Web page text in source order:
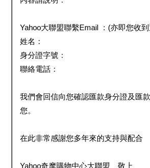
Yahoo大聯盟聯繫Email ：(亦即您收
姓名：
身分證字號：
聯絡電話：
我們會回信向您確認匯款身分證及匯
您。
在此非常感謝您多年來的支持與配合
Yahoo奇摩購物中心大聯盟 敬上